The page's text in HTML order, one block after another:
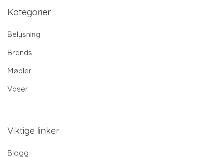
Kategorier
Belysning
Brands
Møbler
Vaser
Viktige linker
Blogg